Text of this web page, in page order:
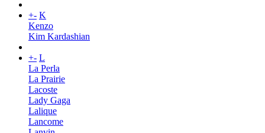
+- K
Kenzo
Kim Kardashian
+- L
La Perla
La Prairie
Lacoste
Lady Gaga
Lalique
Lancome